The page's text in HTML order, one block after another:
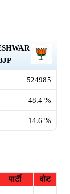
524985
48.4 %
14.6 %
पार्टी
वोट